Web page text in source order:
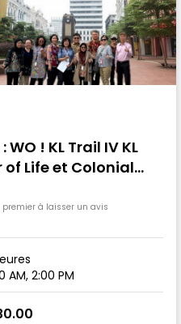
WO ! KL Trail IV KL
of Life et Colonial
premier à laisser un avis
AM, 2:00 PM